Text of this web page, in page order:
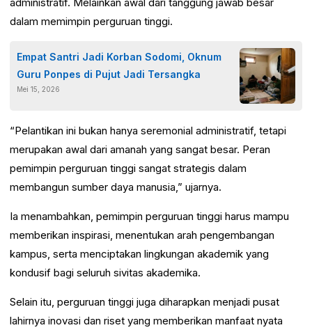
dalam memimpin perguruan tinggi.
Empat Santri Jadi Korban Sodomi, Oknum
Guru Ponpes di Pujut Jadi Tersangka
Mei 15, 2026
“Pelantikan ini bukan hanya seremonial administratif, tetapi
merupakan awal dari amanah yang sangat besar. Peran
pemimpin perguruan tinggi sangat strategis dalam
membangun sumber daya manusia,” ujarnya.
Ia menambahkan, pemimpin perguruan tinggi harus mampu
memberikan inspirasi, menentukan arah pengembangan
kampus, serta menciptakan lingkungan akademik yang
kondusif bagi seluruh sivitas akademika.
Selain itu, perguruan tinggi juga diharapkan menjadi pusat
lahirnya inovasi dan riset yang memberikan manfaat nyata